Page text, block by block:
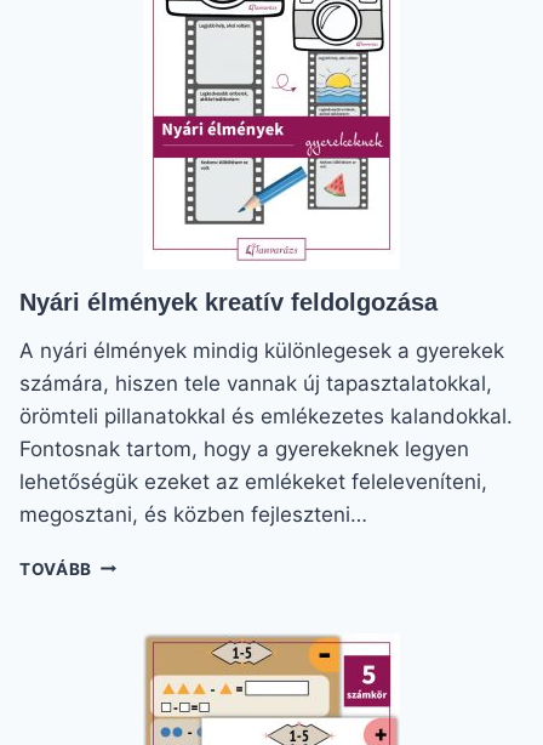
SZÁMKÖRBEN!
Nyári élmények kreatív feldolgozása
A nyári élmények mindig különlegesek a gyerekek
számára, hiszen tele vannak új tapasztalatokkal,
örömteli pillanatokkal és emlékezetes kalandokkal.
Fontosnak tartom, hogy a gyerekeknek legyen
lehetőségük ezeket az emlékeket feleleveníteni,
megosztani, és közben fejleszteni…
TOVÁBB NYÁRI
FELDOLGOZÁSA